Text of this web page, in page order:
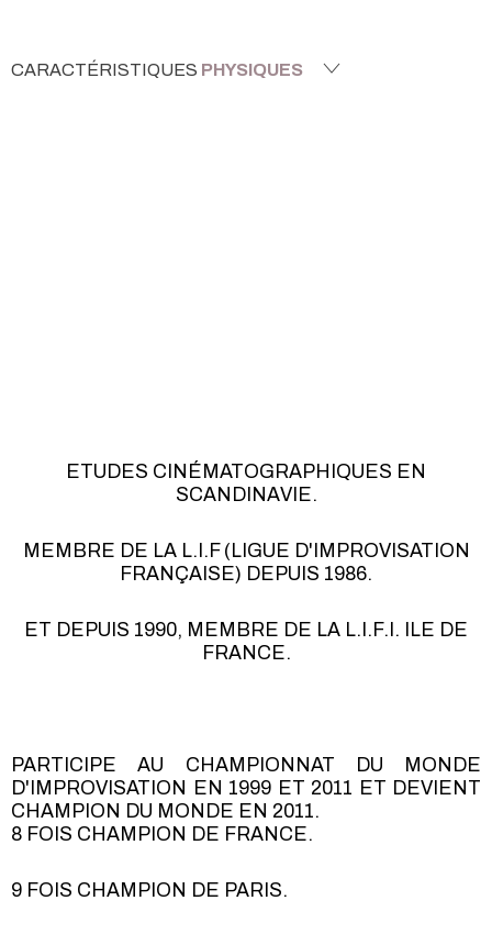
CARACTÉRISTIQUES PHYSIQUES
ETUDES CINÉMATOGRAPHIQUES EN
SCANDINAVIE.
MEMBRE DE LA L.I.F (LIGUE D'IMPROVISATION
FRANÇAISE) DEPUIS 1986.
ET DEPUIS 1990, MEMBRE DE LA L.I.F.I. ILE DE
FRANCE.
PARTICIPE AU CHAMPIONNAT DU MONDE
D'IMPROVISATION EN 1999 ET 2011 ET DEVIENT
CHAMPION DU MONDE EN 2011.
8 FOIS CHAMPION DE FRANCE.
9 FOIS CHAMPION DE PARIS.